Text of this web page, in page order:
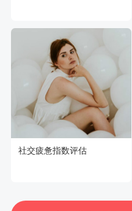
社交疲惫指数评估